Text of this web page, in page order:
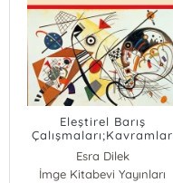
Eleştirel Barış
Çalışmaları;Kavramlar
Aktörler ve Süreçler
Esra Dilek
Cihan Dizdaroğlu
İmge Kitabevi Yayınları